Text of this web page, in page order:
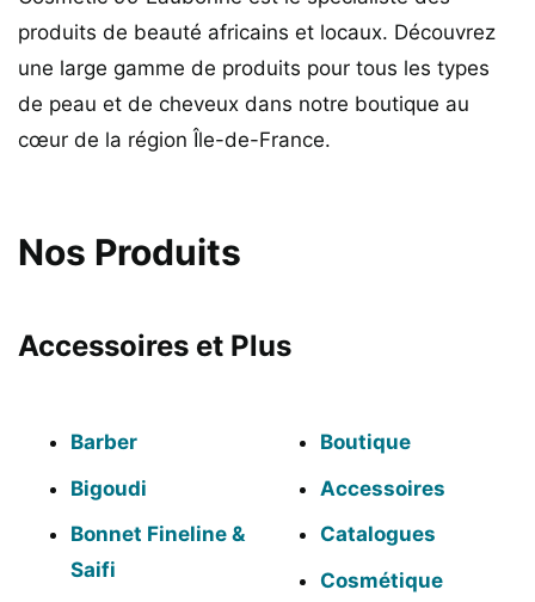
produits de beauté africains et locaux. Découvrez
une large gamme de produits pour tous les types
de peau et de cheveux dans notre boutique au
cœur de la région Île-de-France.
Nos Produits
Accessoires et Plus
Barber
Bigoudi
Bonnet Fineline &
Saifi
Boutique
Accessoires
Catalogues
Cosmétique